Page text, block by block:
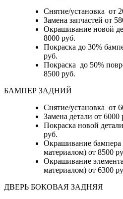
Снятие/установка от
Замена запчастей от
Окрашивание новой
8000 руб.
Покраска до 30%
руб.
Покраска до 50%
8500 руб.
БАМПЕР ЗАДНИЙ
Снятие/установка от
Замена детали от 6000
Покраска новой
руб.
Окрашивание бампера
материалом) от 8500
Окрашивание
материалом) от 6300
ДВЕРЬ БОКОВАЯ ЗАДНЯЯ